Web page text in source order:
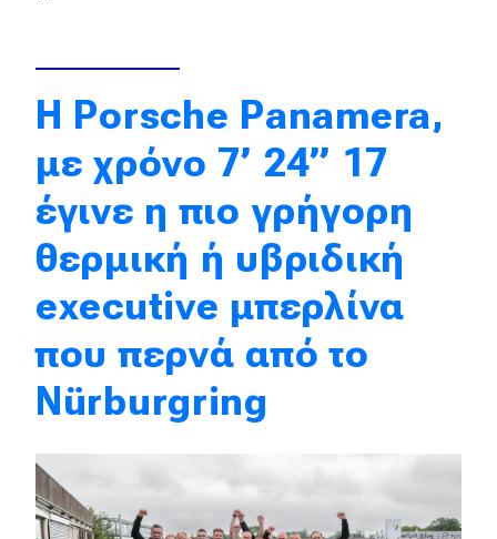
Test Drive
Αποστολή
Συγκρίνουμε
Αγώνες
Formula 1
WRC
Motorsport
Eco
H Porsche Panamera,
με χρόνο 7’ 24” 17
έγινε η πιο γρήγορη
θερμική ή υβριδική
executive μπερλίνα
που περνά από το
Nürburgring